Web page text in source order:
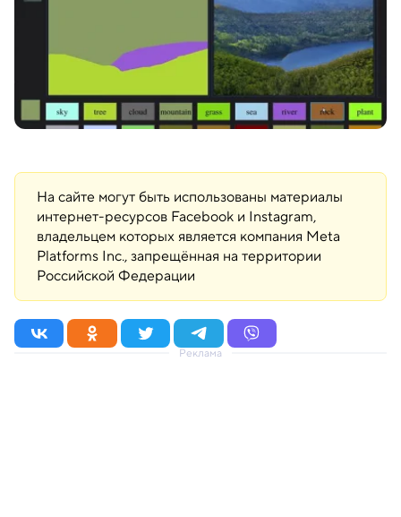
На сайте могут быть использованы материалы
интернет-ресурсов Facebook и Instagram,
владельцем которых является компания Meta
Platforms Inc., запрещённая на территории
Российской Федерации
Реклама